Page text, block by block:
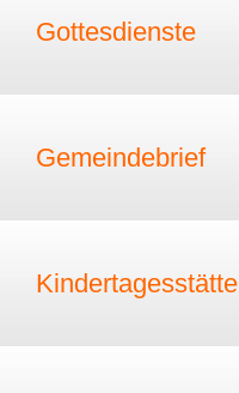
Gottesdienste
Gemeindebrief
Kindertagesstätte